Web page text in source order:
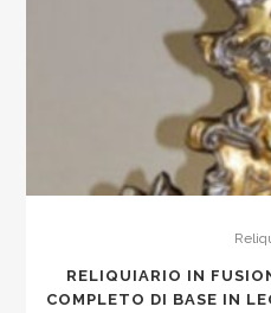
RELIQUIARIO IN
COMPLETO DI BASE IN